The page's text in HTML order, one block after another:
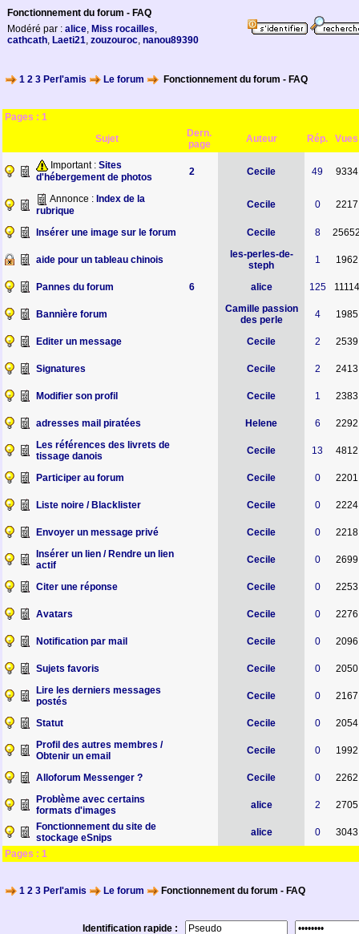
Fonctionnement du forum - FAQ
Modéré par : alice, Miss rocailles,
cathcath, Laeti21, zouzouroc, nanou89390
1 2 3 Perl'amis Le forum Fonctionnement du forum - FAQ
Pages : 1
Sujet
Dern.
page
Auteur Rép. Vues
Important : Sites
d'hébergement de photos
2 Cecile 49 9334
Annonce : Index de la
rubrique
Cecile 0 2217
Insérer une image sur le forum Cecile 8
aide pour un tableau chinois
les-perles-de-
steph
1 1962
Pannes du forum 6 alice 125 11114
Bannière forum
Camille passion
des perle
4 1985
Editer un message Cecile 2 2539
Signatures Cecile 2 2413
Modifier son profil Cecile 1 2383
adresses mail piratées Helene 6
2292
Les références des livrets de
tissage danois
Cecile 13 4812
Participer au forum Cecile 0 2201
Liste noire / Blacklister Cecile 0 2224
Envoyer un message privé Cecile 0
2218
Insérer un lien / Rendre un lien
actif
Cecile 0 2699
Citer une réponse Cecile 0 2253
Avatars Cecile 0 2276
Notification par mail Cecile 0 2096
Sujets favoris Cecile 0
2050
Lire les derniers messages
postés
Cecile 0 2167
Statut Cecile 0
2054
Profil des autres membres /
Obtenir un email
Cecile 0 1992
Alloforum Messenger ? Cecile 0
2262
Problème avec certains
formats d'images
alice 2
2705
Fonctionnement du site de
stockage eSnips
alice 0
3043
Pages : 1
1 2 3 Perl'amis Le forum Fonctionnement du forum - FAQ
Identification rapide :